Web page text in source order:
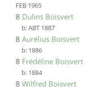
FEB 1965
8 Dulins Boisvert
b:ABT 1887
8 Aurélius Boisvert
b: 1886
8 Frédéline Boisvert
b: 1884
8 Wilfred Boisvert